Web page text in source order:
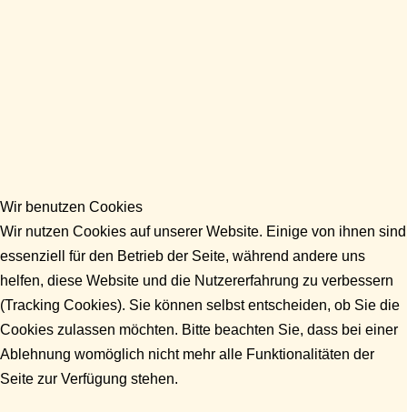
Wir benutzen Cookies
Wir nutzen Cookies auf unserer Website. Einige von ihnen sind
essenziell für den Betrieb der Seite, während andere uns
helfen, diese Website und die Nutzererfahrung zu verbessern
(Tracking Cookies). Sie können selbst entscheiden, ob Sie die
Cookies zulassen möchten. Bitte beachten Sie, dass bei einer
Ablehnung womöglich nicht mehr alle Funktionalitäten der
Seite zur Verfügung stehen.